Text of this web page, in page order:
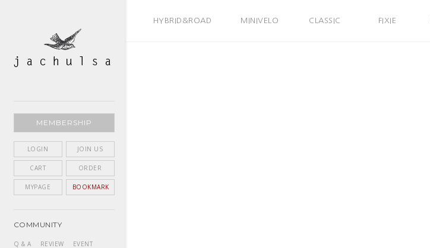
HYBRID&ROAD MINIVELO CLASSIC FIXIE
MEMBERSHIP
LOGIN JOIN US
CART ORDER
MYPAGE BOOKMARK
COMMUNITY
Q & A REVIEW
EVENT